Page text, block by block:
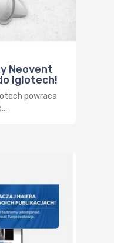
Neovent
Iglotech!
powraca